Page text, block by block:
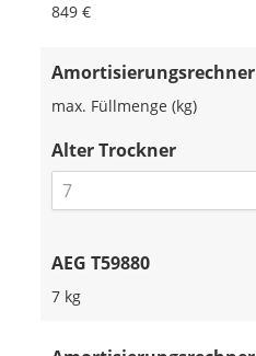
849 €
Amortisierungsrechner
max. Füllmenge (kg)
Alter Trockner
AEG T59880
7 kg